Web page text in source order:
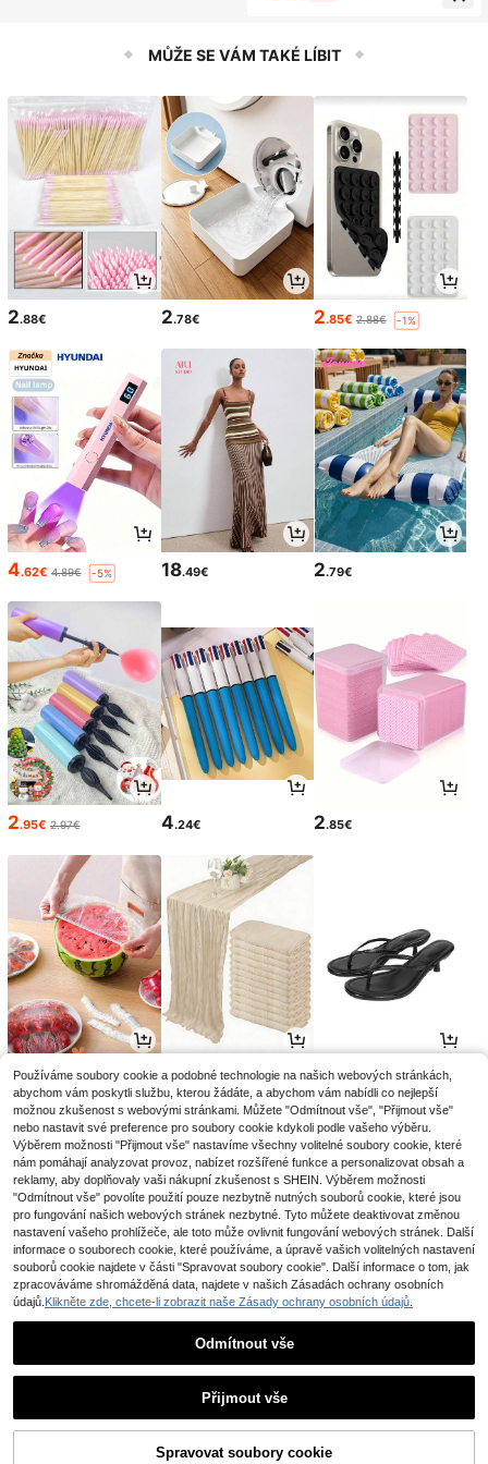
frézování a dřevozpracující řemesl
a, nastavitelný žlábkovací nástroj p
bustní frézovací pracovní nástroj, p
ánský nástroj na trimování dřeva
1
MŮŽE SE VÁM TAKÉ LÍBIT
2.88€ 2.78€ 2.85€ 2.88€ -1%
4.62€ 4.89€ -5% 18.49€ 2.79€
2.95€ 2.97€ 4.24€ 2.85€
2.65€ 3.28€ 14 .53€14.68€ -1%
4
Zpět na začátek
Používáme soubory cookie a podobné technologie na našich webových stránkách,
abychom vám poskytli službu, kterou žádáte, a abychom vám nabídli co nejlepší
možnou zkušenost s webovými stránkami. Můžete "Odmítnout vše", "Přijmout vše"
nebo nastavit své preference pro soubory cookie kdykoli podle vašeho výběru.
Výběrem možnosti "Přijmout vše" nastavíme všechny volitelné soubory cookie, které
nám pomáhají analyzovat provoz, nabízet rozšířené funkce a personalizovat obsah a
reklamy, aby doplňovaly vaši nákupní zkušenost s SHEIN. Výběrem možnosti
"Odmítnout vše" povolíte použití pouze nezbytně nutných souborů cookie, které jsou
pro fungování našich webových stránek nezbytné. Tyto můžete deaktivovat změnou
nastavení vašeho prohlížeče, ale toto může ovlivnit fungování webových stránek. Další
informace o souborech cookie, které používáme, a úpravě vašich volitelných nastavení
souborů cookie najdete v části "Spravovat soubory cookie". Další informace o tom, jak
zpracováváme shromážděná data, najdete v našich Zásadách ochrany osobních
údajů. Klikněte zde, chcete-li zobrazit naše Zásady ochrany osobních údajů.
Odmítnout vše
Přijmout vše
Spravovat soubory cookie